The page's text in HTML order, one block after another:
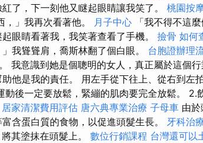
了，下一刻他又瞇起眼睛讓我笑了。 桃園按
，」我再次看著他。 月子中心 「我不得不這
眼睛看著我，我笑著查看了手機。 撿骨 如何
我聳聳肩，喬斯林翻了個白眼。 台胞證辦理
我意識到她是個聰明的女人，真正屬於這
他是我的責任。 用左手從下往上、從右到左
後一定要放鬆，緊繃的肌肉要完全放鬆。 2.
居家清潔費用評估 唐六典專業治療 子母車 由
含蛋白質的食物，以促進頭髮生長。 牙科治
其塗抹在頭髮上。 數位行銷課程 台灣還可以